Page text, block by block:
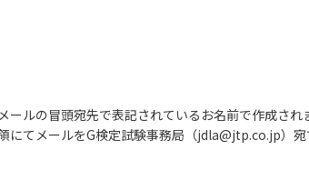
ルの冒頭宛先で表記されているお名前で作成され
にてメールをG検定試験事務局（jdla@jtp.co.jp）宛